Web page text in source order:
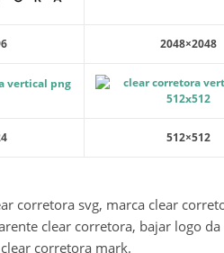
2048×2048
512×512
corretora svg, marca clear
clear corretora, bajar logo
corretora mark.